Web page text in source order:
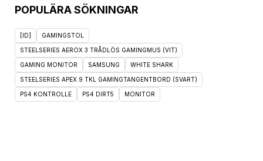
POPULÄRA SÖKNINGAR
[ID] GAMINGSTOL
STEELSERIES AEROX 3 TRÅDLÖS GAMINGMUS (VIT)
GAMING MONITOR SAMSUNG WHITE SHARK
STEELSERIES APEX 9 TKL GAMINGTANGENTBORD (SVART)
PS4 KONTROLLE PS4 DIRT5 MONITOR